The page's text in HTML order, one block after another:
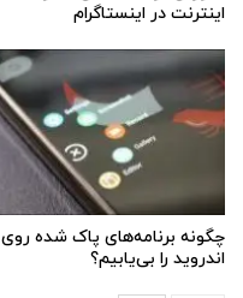
اینترنت در اینستاگرام
چگونه برنامه‌های پاک شده روی
اندروید را بی‌یابیم؟